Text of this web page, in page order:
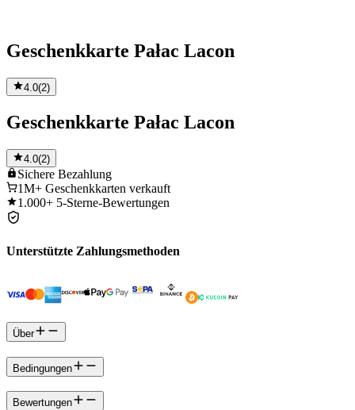
Geschenkkarte Pałac Lacon
4.0(2)
Geschenkkarte Pałac Lacon
4.0(2)
Sichere Bezahlung
1M+ Geschenkkarten verkauft
1.000+ 5-Sterne-Bewertungen
Unterstützte Zahlungsmethoden
Über
Bedingungen
Bewertungen